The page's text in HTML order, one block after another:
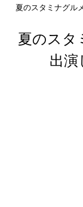
れ 夏のスタミ
夏の
演し